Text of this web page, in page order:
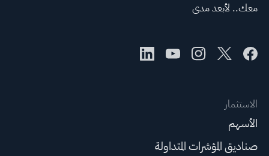
معك.. لأبعد مدى
الاستثمار
الأسهم
صناديق المؤشرات المتداولة